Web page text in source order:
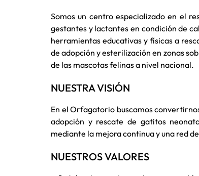
Somos un centro especializado en el
gestantes y lactantes en condición de
herramientas educativas y físicas a
de adopción y esterilización en zonas
de las mascotas felinas a nivel nacional.
NUESTRA VISIÓN
En el Orfagatorio buscamos
adopción y rescate de gatitos
mediante la mejora continua y una red
NUESTROS VALORES